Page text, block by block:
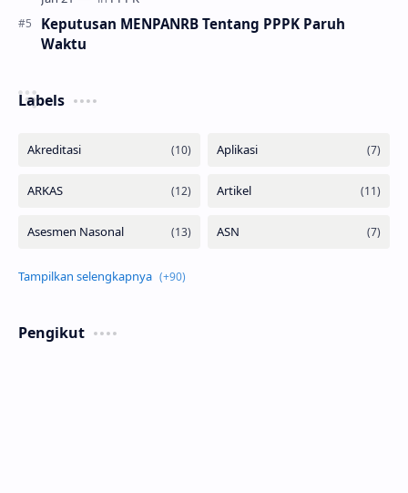
Keputusan MENPANRB Tentang PPPK Paruh
Waktu
Labels
Pengikut